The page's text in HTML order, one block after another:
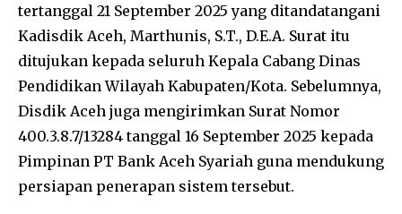
tertanggal 21 September 2025 yang ditandatangani
Kadisdik Aceh, Marthunis, S.T., D.E.A. Surat itu
ditujukan kepada seluruh Kepala Cabang Dinas
Pendidikan Wilayah Kabupaten/Kota. Sebelumnya,
Disdik Aceh juga mengirimkan Surat Nomor
400.3.8.7/13284 tanggal 16 September 2025 kepada
Pimpinan PT Bank Aceh Syariah guna mendukung
persiapan penerapan sistem tersebut.